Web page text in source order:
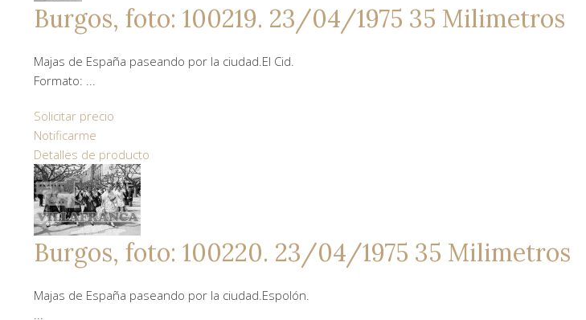
Burgos, foto: 100219. 23/04/1975 35 Milimetros
Majas de España paseando por la ciudad.El Cid.
Formato: ...
Solicitar precio
Notificarme
Detalles de producto
Burgos, foto: 100220. 23/04/1975 35 Milimetros
Majas de España paseando por la ciudad.Espolón.